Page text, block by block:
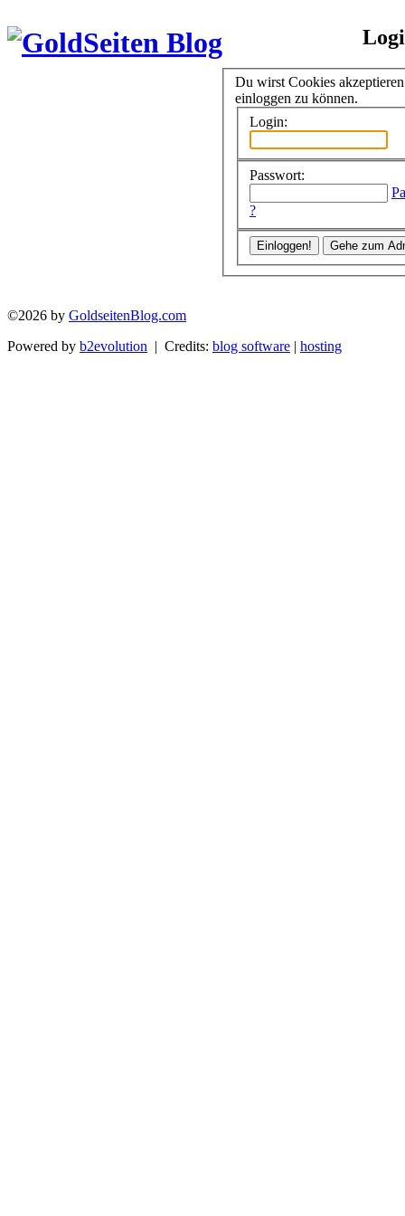
Du wirst Cookies
einloggen zu können.
Login:
Passwort:
?
©2026 by GoldseitenBlog.com
Powered by b2evolution | Credits: blog software | hosting